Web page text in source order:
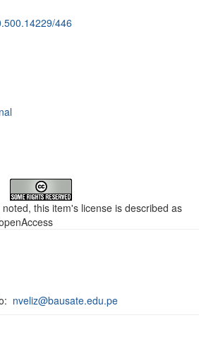
446
this item's license is described as
nveliz@bausate.edu.pe